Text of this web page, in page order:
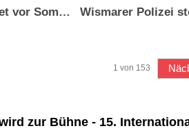
Bürgerschaft streitet vor Sommerpause über Ausgaben aus dem Sondervermögen
1 von 153
zur Bühne - 15.